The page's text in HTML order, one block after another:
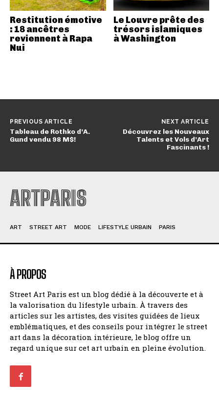
Restitution émotive
: 18 ancêtres
reviennent à Rapa
Nui
Le Louvre prête des
trésors islamiques
à Washington
PREVIOUS ARTICLE
Tableau de Rothko d’A.
Gund vendu 98 M$!
NEXT ARTICLE
Découvrez les Nouveaux
Talents et Vols d’Art
Fascinants !
ARTPARIS
ART STREET ART MODE LIFESTYLE URBAIN PARIS
À PROPOS
Street Art Paris est un blog dédié à la découverte et à
la valorisation du lifestyle urbain. À travers des
articles sur les artistes, des visites guidées de lieux
emblématiques, et des conseils pour intégrer le street
art dans la décoration intérieure, le blog offre un
regard unique sur cet art urbain en pleine évolution.